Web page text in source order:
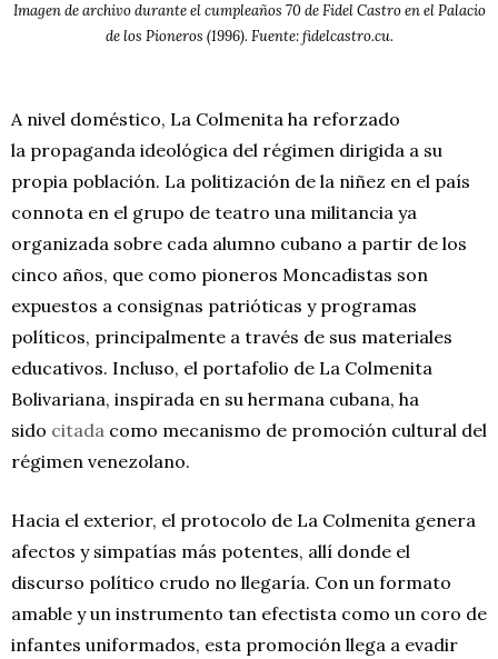
Imagen de archivo durante el cumpleaños 70 de Fidel Castro en el Palacio
de los Pioneros (1996). Fuente: fidelcastro.cu.
A nivel doméstico, La Colmenita ha reforzado
la propaganda ideológica del régimen dirigida a su
propia población. La politización de la niñez en el país
connota en el grupo de teatro una militancia ya
organizada sobre cada alumno cubano a partir de los
cinco años, que como pioneros Moncadistas son
expuestos a consignas patrióticas y programas
políticos, principalmente a través de sus materiales
educativos. Incluso, el portafolio de La Colmenita
Bolivariana, inspirada en su hermana cubana, ha
sido citada como mecanismo de promoción cultural del
régimen venezolano.
Hacia el exterior, el protocolo de La Colmenita genera
afectos y simpatías más potentes, allí donde el
discurso político crudo no llegaría. Con un formato
amable y un instrumento tan efectista como un coro de
infantes uniformados, esta promoción llega a evadir